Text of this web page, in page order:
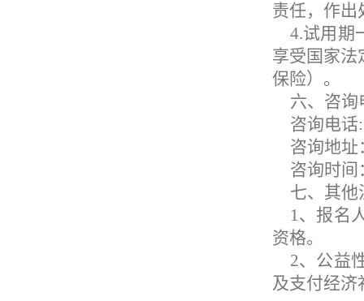
责任，作出
4.试用期
享受国家法
保险）。
六、咨询
咨询电话:
咨询地址
咨询时间
七、其他
1、报名
资格。
2、公益
及支付经济